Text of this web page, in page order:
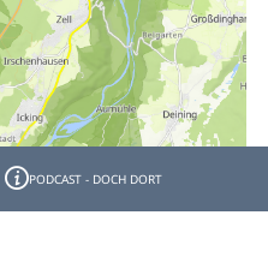
PODCAST - DOCH DORT